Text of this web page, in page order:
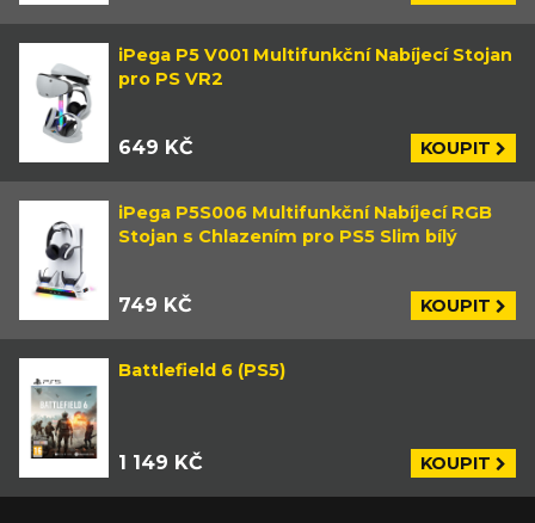
iPega P5 V001 Multifunkční Nabíjecí Stojan
pro PS VR2
649 KČ KOUPIT
iPega P5S006 Multifunkční Nabíjecí RGB
Stojan s Chlazením pro PS5 Slim bílý
749 KČ KOUPIT
Battlefield 6 (PS5)
1 149 KČ KOUPIT